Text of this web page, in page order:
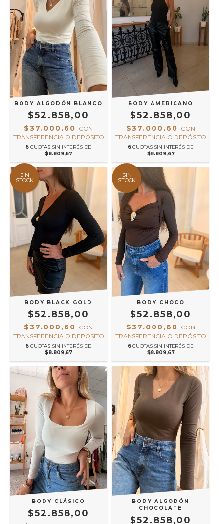
BODY ALGODÓN BLANCO
$52.858,00
$37.000,60 CON
TRANSFERENCIA O DEPÓSITO
6 CUOTAS SIN INTERÉS DE
$8.809,67
BODY AMERICANO
$52.858,00
$37.000,60 CON
TRANSFERENCIA O DEPÓSITO
6 CUOTAS SIN INTERÉS DE
$8.809,67
SIN
STOCK
BODY BLACK GOLD
$52.858,00
$37.000,60 CON
TRANSFERENCIA O DEPÓSITO
6 CUOTAS SIN INTERÉS DE
$8.809,67
SIN
STOCK
BODY CHOCO
$52.858,00
$37.000,60 CON
TRANSFERENCIA O DEPÓSITO
6 CUOTAS SIN INTERÉS DE
$8.809,67
BODY CLÁSICO
$52.858,00
BODY ALGODÓN
CHOCOLATE
$52.858,00